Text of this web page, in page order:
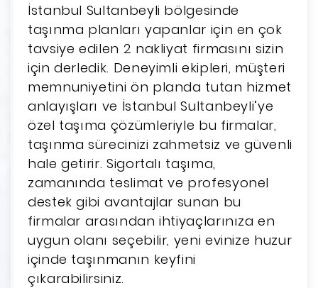
İstanbul Sultanbeyli bölgesinde
taşınma planları yapanlar için en çok
tavsiye edilen 2 nakliyat firmasını sizin
için derledik. Deneyimli ekipleri, müşteri
memnuniyetini ön planda tutan hizmet
anlayışları ve İstanbul Sultanbeyli’ye
özel taşıma çözümleriyle bu firmalar,
taşınma sürecinizi zahmetsiz ve güvenli
hale getirir. Sigortalı taşıma,
zamanında teslimat ve profesyonel
destek gibi avantajlar sunan bu
firmalar arasından ihtiyaçlarınıza en
uygun olanı seçebilir, yeni evinize huzur
içinde taşınmanın keyfini
çıkarabilirsiniz.